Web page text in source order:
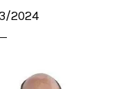
2024